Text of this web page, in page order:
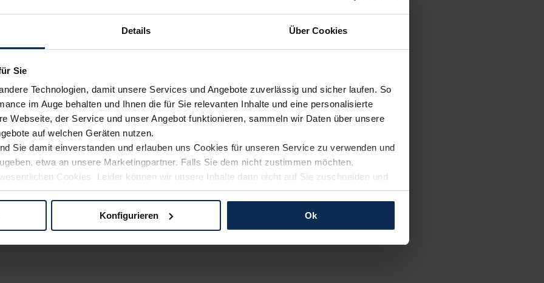
Details Über Cookies
Sie
Technologien, damit unsere Services und Angebote zuverlässig und sicher laufen. So
im Auge behalten und Ihnen die für Sie relevanten Inhalte und eine personalisierte
Webseite, der Service und unser Angebot funktionieren, sammeln wir Daten über unsere
auf welchen Geräten nutzen.
Sie damit einverstanden und erlauben uns Cookies für unseren Service zu verwenden und
etwa an unsere Marketingpartner. Falls Sie dem nicht zustimmen möchten,
Cookies. Leider können wir unsere Inhalte dann nicht auf Sie zuschneiden und
Weg zu Ihrem Neuwagen unterstützen. Sie können die Einstellungen jederzeit anpassen
Konfigurieren Ok